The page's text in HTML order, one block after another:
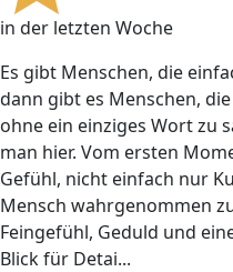
in der letzten Woche
Es gibt Menschen, die
dann gibt es Menschen,
ohne ein einziges Wort zu
man hier. Vom ersten
Gefühl, nicht einfach nur
Mensch wahrgenommen
Feingefühl, Geduld und
Blick für Detai...